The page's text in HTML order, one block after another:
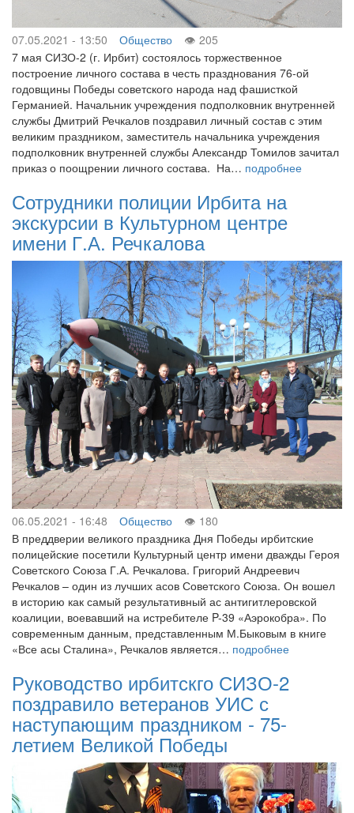
07.05.2021 - 13:50 Общество
205
7 мая СИЗО-2 (г. Ирбит) состоялось торжественное
построение личного состава в честь празднования 76-ой
годовщины Победы советского народа над фашисткой
Германией. Начальник учреждения подполковник внутренней
службы Дмитрий Речкалов поздравил личный состав с этим
великим праздником, заместитель начальника учреждения
подполковник внутренней службы Александр Томилов зачитал
приказ о поощрении личного состава. На… подробнее
Сотрудники полиции Ирбита на
экскурсии в Культурном центре
имени Г.А. Речкалова
06.05.2021 - 16:48 Общество
180
В преддверии великого праздника Дня Победы ирбитские
полицейские посетили Культурный центр имени дважды Героя
Советского Союза Г.А. Речкалова. Григорий Андреевич
Речкалов – один из лучших асов Советского Союза. Он вошел
в историю как самый результативный ас антигитлеровской
коалиции, воевавший на истребителе P-39 «Аэрокобра». По
современным данным, представленным М.Быковым в книге
«Все асы Сталина», Речкалов является… подробнее
Руководство ирбитскго СИЗО-2
поздравило ветеранов УИС с
наступающим праздником - 75-
летием Великой Победы